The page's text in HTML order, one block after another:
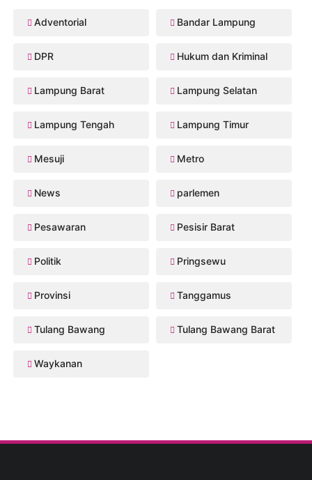
Adventorial Bandar Lampung
DPR Hukum dan Kriminal
Lampung Barat Lampung Selatan
Lampung Tengah Lampung Timur
Mesuji Metro
News parlemen
Pesawaran Pesisir Barat
Politik Pringsewu
Provinsi Tanggamus
Tulang Bawang Tulang Bawang Barat
Waykanan